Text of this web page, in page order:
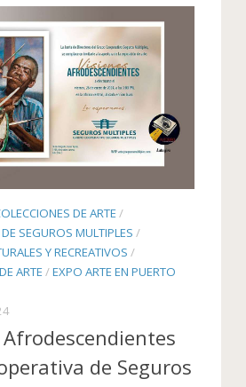
DE ARTE /
SEGUROS MULTIPLES /
Y RECREATIVOS /
ARTE /EXPO ARTE EN PUERTO
de Seguros